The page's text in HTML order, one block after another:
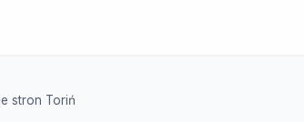
stron Toriń